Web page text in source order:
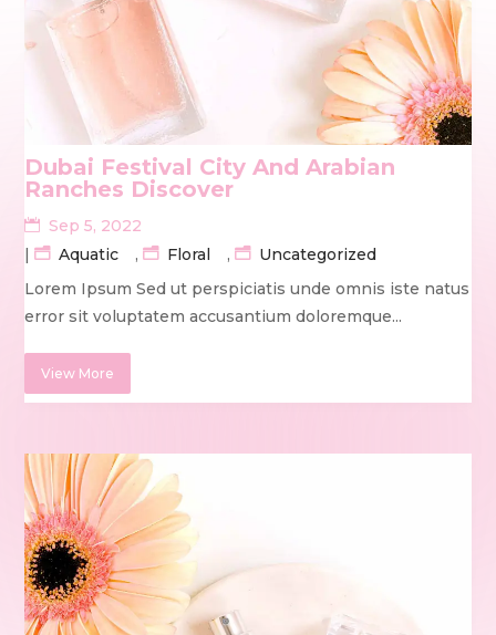
Dubai Festival City And Arabian
Ranches Discover
Sep 5, 2022
|
Aquatic , Floral ,
Uncategorized
Lorem Ipsum Sed ut perspiciatis unde omnis iste natus
error sit voluptatem accusantium doloremque...
View More